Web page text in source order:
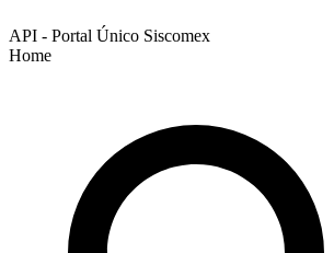
API - Portal Único Siscomex
Home